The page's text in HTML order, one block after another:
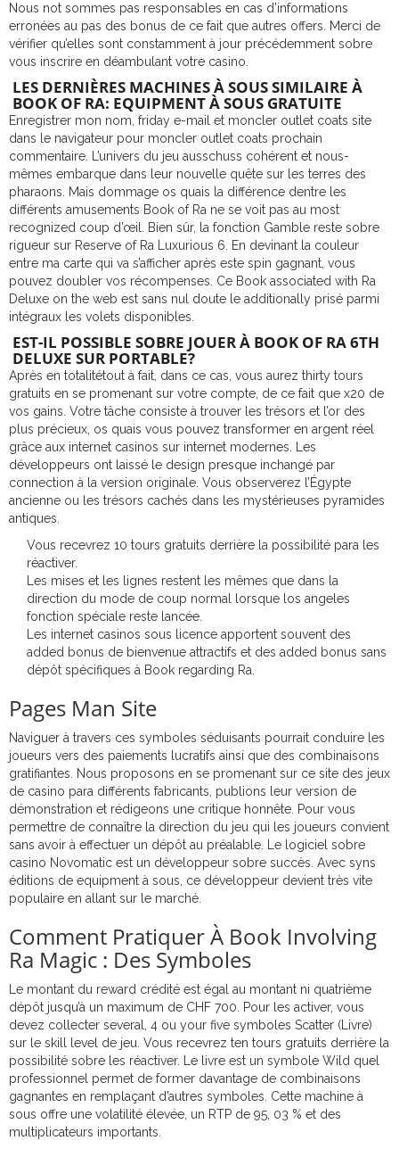
Nous not sommes pas responsables en cas d’informations
erronées au pas des bonus de ce fait que autres offers. Merci de
vérifier qu’elles sont constamment à jour précédemment sobre
vous inscrire en déambulant votre casino.
LES DERNIÈRES MACHINES À SOUS SIMILAIRE À
BOOK OF RA: EQUIPMENT À SOUS GRATUITE
Enregistrer mon nom, friday e-mail et moncler outlet coats site
dans le navigateur pour moncler outlet coats prochain
commentaire. L’univers du jeu ausschuss cohérent et nous-
mêmes embarque dans leur nouvelle quête sur les terres des
pharaons. Mais dommage os quais la différence dentre les
différents amusements Book of Ra ne se voit pas au most
recognized coup d’œil. Bien sûr, la fonction Gamble reste sobre
rigueur sur Reserve of Ra Luxurious 6. En devinant la couleur
entre ma carte qui va s’afficher après este spin gagnant, vous
pouvez doubler vos récompenses. Ce Book associated with Ra
Deluxe on the web est sans nul doute le additionally prisé parmi
intégraux les volets disponibles.
EST-IL POSSIBLE SOBRE JOUER À BOOK OF RA 6TH
DELUXE SUR PORTABLE?
Après en totalitétout à fait, dans ce cas, vous aurez thirty tours
gratuits en se promenant sur votre compte, de ce fait que x20 de
vos gains. Votre tâche consiste à trouver les trésors et l’or des
plus précieux, os quais vous pouvez transformer en argent réel
grâce aux internet casinos sur internet modernes. Les
développeurs ont laissé le design presque inchangé par
connection à la version originale. Vous observerez l’Égypte
ancienne ou les trésors cachés dans les mystérieuses pyramides
antiques.
Vous recevrez 10 tours gratuits derrière la possibilité para les
réactiver.
Les mises et les lignes restent les mêmes que dans la
direction du mode de coup normal lorsque los angeles
fonction spéciale reste lancée.
Les internet casinos sous licence apportent souvent des
added bonus de bienvenue attractifs et des added bonus sans
dépôt spécifiques à Book regarding Ra.
Pages Man Site
Naviguer à travers ces symboles séduisants pourrait conduire les
joueurs vers des paiements lucratifs ainsi que des combinaisons
gratifiantes. Nous proposons en se promenant sur ce site des jeux
de casino para différents fabricants, publions leur version de
démonstration et rédigeons une critique honnête. Pour vous
permettre de connaître la direction du jeu qui les joueurs convient
sans avoir à effectuer un dépôt au préalable. Le logiciel sobre
casino Novomatic est un développeur sobre succès. Avec syns
éditions de equipment à sous, ce développeur devient très vite
populaire en allant sur le marché.
Comment Pratiquer À Book Involving
Ra Magic : Des Symboles
Le montant du reward crédité est égal au montant ni quatrième
dépôt jusqu’à un maximum de CHF 700. Pour les activer, vous
devez collecter several, 4 ou your five symboles Scatter (Livre)
sur le skill level de jeu. Vous recevrez ten tours gratuits derrière la
possibilité sobre les réactiver. Le livre est un symbole Wild quel
professionnel permet de former davantage de combinaisons
gagnantes en remplaçant d’autres symboles. Cette machine à
sous offre une volatilité élevée, un RTP de 95, 03 % et des
multiplicateurs importants.